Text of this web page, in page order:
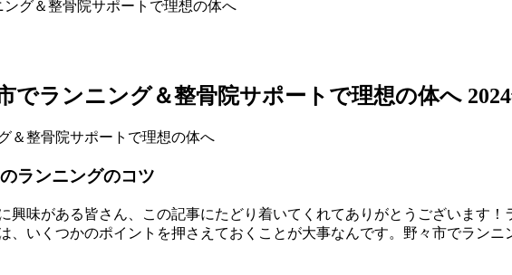
グ＆整骨院サポートで理想の体へ
でランニング＆整骨院サポートで理想の体へ
ランニングのコツ
興味がある皆さん、この記事にたどり着いてくれてありがとうございます
、いくつかのポイントを押さえておくことが大事なんです。野々市でラン